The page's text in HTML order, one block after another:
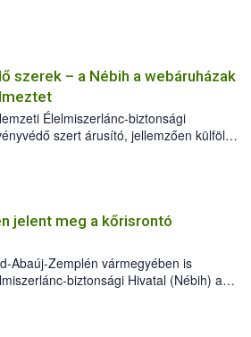
szerek – a Nébih a webáruházak
Élelmiszerlánc-biztonsági
szert árusító, jellemzően külföldi
bejelentések. Emellett az ilyen
mennyisége is
növényvédő szerek kapcsán
valamint a webáruházakból való
jelent meg a kőrisrontó
Abaúj-Zemplén vármegyében is
biztonsági Hivatal (Nébih) a
(Agrilus planipennis) jelenlétét. A
találták meg, de már fertőzött